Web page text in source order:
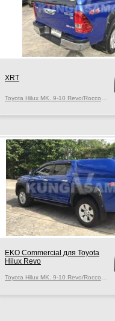
XRT
EKO Commerсial для Toyota
Hilux Revo